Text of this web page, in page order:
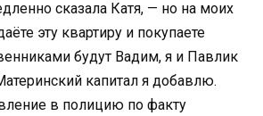
сказала Катя, — но на моих
эту квартиру и покупаете
будут Вадим, я и Павлик
капитал я добавлю.
в полицию по факту